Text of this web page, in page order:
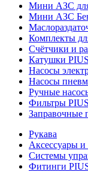
Мини АЗС
Мини АЗС
Комплекты
Счётчики и
Катушки
Насосы
Насосы
Ручные
Фильтры
Заправочные
Рукава
Аксессуары и
Системы
Фитинги